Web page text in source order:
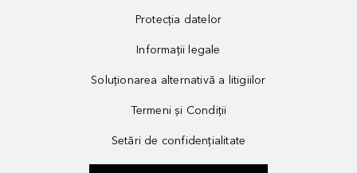
Protecția datelor
Informații legale
Soluționarea alternativă a litigiilor
Termeni și Condiții
Setări de confidențialitate